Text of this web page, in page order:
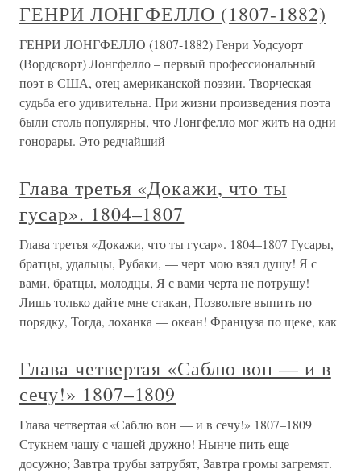
ГЕНРИ ЛОНГФЕЛЛО (1807-1882)
ГЕНРИ ЛОНГФЕЛЛО (1807-1882) Генри Уодсуорт
(Вордсворт) Лонгфелло – первый профессиональный
поэт в США, отец американской поэзии. Творческая
судьба его удивительна. При жизни произведения поэта
были столь популярны, что Лонгфелло мог жить на одни
гонорары. Это редчайший
Глава третья «Докажи, что ты
гусар». 1804–1807
Глава третья «Докажи, что ты гусар». 1804–1807 Гусары,
братцы, удальцы, Рубаки, — черт мою взял душу! Я с
вами, братцы, молодцы, Я с вами черта не потрушу!
Лишь только дайте мне стакан, Позвольте выпить по
порядку, Тогда, лоханка — океан! Француза по щеке, как
Глава четвертая «Саблю вон — и в
сечу!» 1807–1809
Глава четвертая «Саблю вон — и в сечу!» 1807–1809
Стукнем чашу с чашей дружно! Нынче пить еще
досужно; Завтра трубы затрубят, Завтра громы загремят.